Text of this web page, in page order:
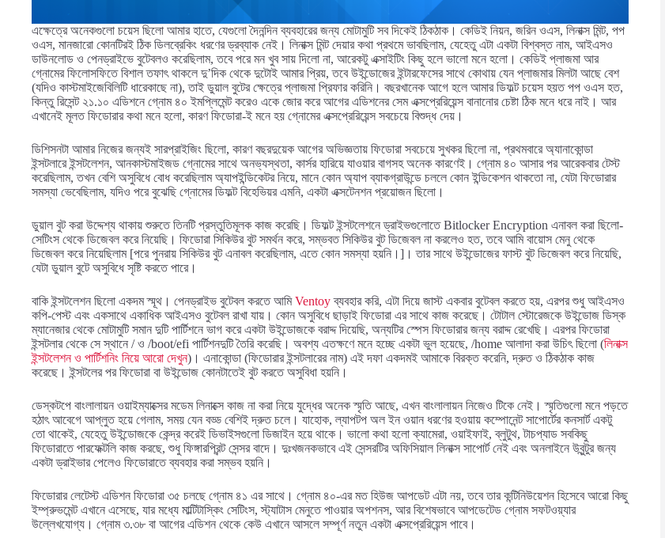
এক্ষেত্রে অনেকগুলো চয়েস ছিলো আমার হাতে, যেগুলো দৈনন্দিন ব্যবহারের জন্য মোটামুটি সব দিকেই ঠিকঠাক। কেডিই নিয়ন, জরিন ওএস, লিনাক্স মিন্ট, পপ
ওএস, মানজারো কোনটিরই ঠিক ডিলব্রেকিং ধরণের ড্রব্যাক নেই। লিনাক্স মিন্ট দেয়ার কথা প্রথমে ভাবছিলাম, যেহেতু এটা একটা বিশ্বস্ত নাম, আইএসও
ডাউনলোড ও পেনড্রাইভে বুটেবলও করেছিলাম, তবে পরে মন খুব সায় দিলো না, আরেকটু এক্সাইটিং কিছু হলে ভালো মনে হলো। কেডিই প্লাজমা আর
গ্নোমের ফিলোসফিতে বিশাল তফাৎ থাকলে দু’দিক থেকে দুটোই আমার প্রিয়, তবে উইন্ডোজের ইন্টারফেসের সাথে কোথায় যেন প্লাজমার মিলটা আছে বেশ
(যদিও কাস্টমাইজেবিলিটি ধারেকাছে না), তাই ডুয়াল বুটের ক্ষেত্রে প্লাজমা প্রিফার করিনি। বছরখানেক আগে হলে আমার ডিফল্ট চয়েস হয়ত পপ ওএস হত,
কিন্তু রিসেন্ট ২১.১০ এডিশনে গ্নোম ৪০ ইমপ্লিমেন্ট করেও একে জোর করে আগের এডিশনের সেম এক্সপ্রেরিয়েন্স বানানোর চেষ্টা ঠিক মনে ধরে নাই। আর
এখানেই মূলত ফিডোরার কথা মনে হলো, কারণ ফিডোরা-ই মনে হয় গ্নোমের এক্সপ্রেরিয়েন্স সবচেয়ে বিশুদ্ধ দেয়।
ডিশিসনটা আমার নিজের জন্যই সারপ্রাইজিং ছিলো, কারণ বছরদুয়েক আগের অভিজ্ঞতায় ফিডোরা সবচেয়ে সুখকর ছিলো না, প্রথমবারে অ্যানাকোন্ডা
ইন্সটলারে ইন্সটলেশন, আনকাস্টমাইজড গ্নোমের সাথে অনভ্যস্থতা, কার্সর হারিয়ে যাওয়ার বাগসহ অনেক কারণেই। গ্নোম ৪০ আসার পর আরেকবার টেস্ট
করেছিলাম, তখন বেশি অসুবিধে বোধ করেছিলাম অ্যাপইন্ডিকেটর নিয়ে, মানে কোন অ্যাপ ব্যাকগ্রাউন্ডে চললে কোন ইন্ডিকেশন থাকতো না, যেটা ফিডোরার
সমস্যা ভেবেছিলাম, যদিও পরে বুঝেছি গ্নোমের ডিফল্ট বিহেভিয়র এমনি, একটা এক্সটেনশন প্রয়োজন ছিলো।
ডুয়াল বুট করা উদ্দেশ্য থাকায় শুরুতে তিনটি প্রস্তুতিমূলক কাজ করেছি। ডিফল্ট ইন্সটলেশনে ড্রাইভগুলোতে Bitlocker Encryption এনাবল করা ছিলো-
সেটিংস থেকে ডিজেবল করে নিয়েছি। ফিডোরা সিকিউর বুট সমর্থন করে, সম্ভবত সিকিউর বুট ডিজেবল না করলেও হত, তবে আমি বায়োস মেনু থেকে
ডিজেবল করে নিয়েছিলাম [পরে পুনরায় সিকিউর বুট এনাবল করেছিলাম, এতে কোন সমস্যা হয়নি।]। তার সাথে উইন্ডোজের ফাস্ট বুট ডিজেবল করে নিয়েছি,
যেটা ডুয়াল বুটে অসুবিধে সৃষ্টি করতে পারে।
বাকি ইন্সটলেশন ছিলো একদম স্মূথ। পেনড্রাইভ বুটেবল করতে আমিVentoyব্যবহার করি, এটা দিয়ে জাস্ট একবার বুটেবল করতে হয়, এরপর শুধু আইএসও
কপি-পেস্ট এবং একসাথে একাধিক আইএসও বুটেবল রাখা যায়। কোন অসুবিধে ছাড়াই ফিডোরা এর সাথে কাজ করেছে। টোটাল স্টোরেজকে উইন্ডোজ ডিস্ক
ম্যানেজার থেকে মোটামুটি সমান দুটি পার্টিশনে ভাগ করে একটা উইন্ডোজকে বরাদ্দ দিয়েছি, অন্যটির স্পেস ফিডোরার জন্য বরাদ্দ রেখেছি। এরপর ফিডোরা
ইন্সটলার থেকে সে স্থানে / ও /boot/efi পার্টিশনদুটি তৈরি করেছি। অবশ্য এতক্ষণে মনে হচ্ছে একটা ভুল হয়েছে, /home আলাদা করা উচিৎ ছিলো (লিনাক্স
ইন্সটলেশন ও পার্টিশনিং নিয়ে আরো দেখুন)। এনাকোন্ডা (ফিডোরার ইন্সটলারের নাম) এই দফা একদমই আমাকে বিরক্ত করেনি, দ্রুত ও ঠিকঠাক কাজ
করেছে। ইন্সটলের পর ফিডোরা বা উইন্ডোজ কোনটাতেই বুট করতে অসুবিধা হয়নি।
ডেস্কটপে বাংলালায়ন ওয়াইম্যাক্সের মডেম লিনাক্সে কাজ না করা নিয়ে যুদ্ধের অনেক স্মৃতি আছে, এখন বাংলালায়ন নিজেও টিকে নেই। স্মৃতিগুলো মনে পড়তে
হঠাৎ আবেগে আপ্লুত হয়ে গেলাম, সময় যেন বড্ড বেশিই দ্রুত চলে। যাহোক, ল্যাপটপ অল ইন ওয়ান ধরণের হওয়ায় কম্পোনেন্ট সাপোর্টের কনসার্ট একটু
তো থাকেই, যেহেতু উইন্ডোজকে কেন্দ্র করেই ডিভাইসগুলো ডিজাইন হয়ে থাকে। ভালো কথা হলো ক্যামেরা, ওয়াইফাই, ব্লুটুথ, টাচপ্যাড সবকিছু
ফিডোরাতে পারফেক্টলি কাজ করছে, শুধু ফিঙ্গারপ্রিন্ট সেন্সর বাদে। দুঃখজনকভাবে এই সেন্সরটির অফিসিয়াল লিনাক্স সাপোর্ট নেই এবং অনলাইনে উবুন্টুর জন্য
একটা ড্রাইভার পেলেও ফিডোরাতে ব্যবহার করা সম্ভব হয়নি।
ফিডোরার লেটেস্ট এডিশন ফিডোরা ৩৫ চলছে গ্নোম ৪১ এর সাথে। গ্নোম ৪০-এর মত হিউজ আপডেট এটা নয়, তবে তার কন্টিনিউয়েশন হিসেবে আরো কিছু
ইম্প্রুভমেন্ট এখানে এসেছে, যার মধ্যে মাল্টিটাস্কিং সেটিংস, স্ট্যাটাস মেনুতে পাওয়ার অপশনস, আর বিশেষভাবে আপডেটেড গ্নোম সফটওয়্যার
উল্লেখযোগ্য। গ্নোম ৩.৩৮ বা আগের এডিশন থেকে কেউ এখানে আসলে সম্পূর্ণ নতুন একটা এক্সপ্রেরিয়েন্স পাবে।